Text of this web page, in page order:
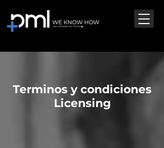
Terminos y condiciones
Licensing